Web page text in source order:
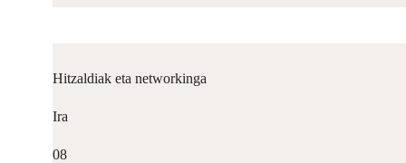
Hitzaldiak eta networkinga
Ira
08